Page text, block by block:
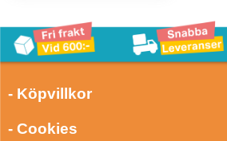
- Köpvillkor
- Cookies